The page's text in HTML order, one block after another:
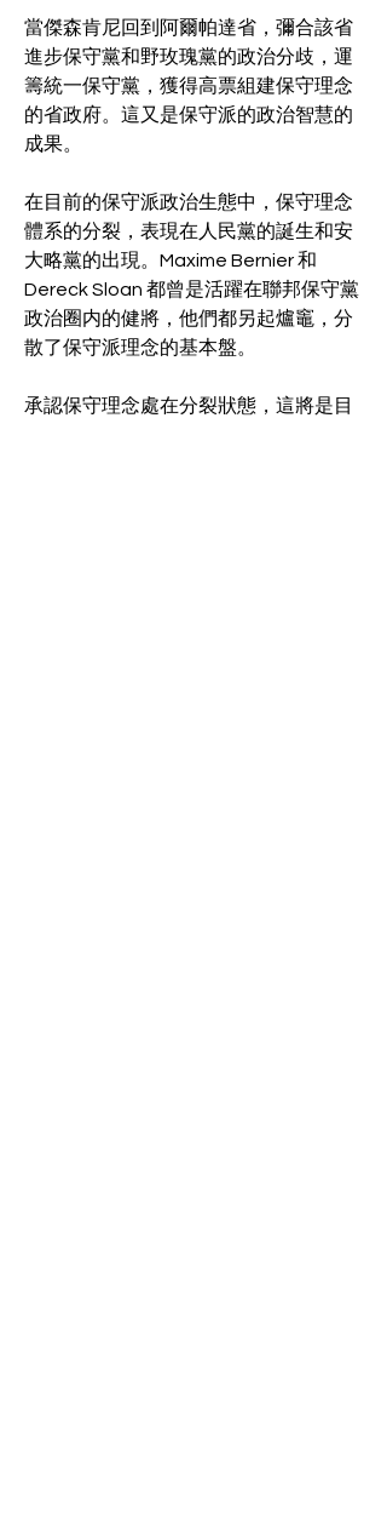
當傑森肯尼回到阿爾帕達省，彌合該省
進步保守黨和野玫瑰黨的政治分歧，運
籌統一保守黨，獲得高票組建保守理念
的省政府。這又是保守派的政治智慧的
成果。
在目前的保守派政治生態中，保守理念
體系的分裂，表現在人民黨的誕生和安
大略黨的出現。Maxime Bernier 和
Dereck Sloan 都曾是活躍在聯邦保守黨
政治圈内的健將，他們都另起爐竈，分
散了保守派理念的基本盤。
承認保守理念處在分裂狀態，這將是目